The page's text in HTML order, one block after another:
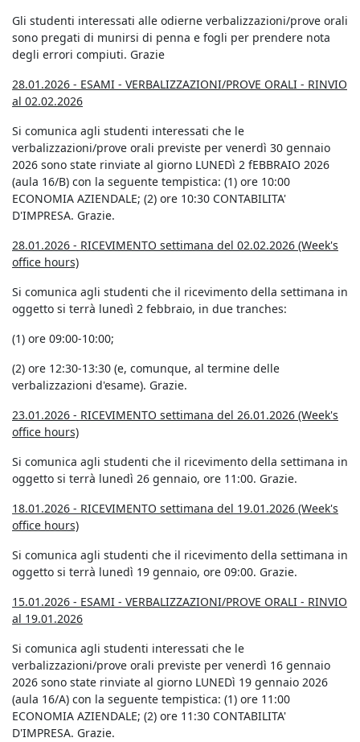
Gli studenti interessati alle odierne verbalizzazioni/prove orali
sono pregati di munirsi di penna e fogli per prendere nota
degli errori compiuti. Grazie
28.01.2026 - ESAMI - VERBALIZZAZIONI/PROVE ORALI - RINVIO
al 02.02.2026
Si comunica agli studenti interessati che le
verbalizzazioni/prove orali previste per venerdì 30 gennaio
2026 sono state rinviate al giorno LUNEDì 2 fEBBRAIO 2026
(aula 16/B) con la seguente tempistica: (1) ore 10:00
ECONOMIA AZIENDALE; (2) ore 10:30 CONTABILITA'
D'IMPRESA. Grazie.
28.01.2026 - RICEVIMENTO settimana del 02.02.2026 (Week's
office hours)
Si comunica agli studenti che il ricevimento della settimana in
oggetto si terrà lunedì 2 febbraio, in due tranches:
(1) ore 09:00-10:00;
(2) ore 12:30-13:30 (e, comunque, al termine delle
verbalizzazioni d'esame). Grazie.
23.01.2026 - RICEVIMENTO settimana del 26.01.2026 (Week's
office hours)
Si comunica agli studenti che il ricevimento della settimana in
oggetto si terrà lunedì 26 gennaio, ore 11:00. Grazie.
18.01.2026 - RICEVIMENTO settimana del 19.01.2026 (Week's
office hours)
Si comunica agli studenti che il ricevimento della settimana in
oggetto si terrà lunedì 19 gennaio, ore 09:00. Grazie.
15.01.2026 - ESAMI - VERBALIZZAZIONI/PROVE ORALI - RINVIO
al 19.01.2026
Si comunica agli studenti interessati che le
verbalizzazioni/prove orali previste per venerdì 16 gennaio
2026 sono state rinviate al giorno LUNEDì 19 gennaio 2026
(aula 16/A) con la seguente tempistica: (1) ore 11:00
ECONOMIA AZIENDALE; (2) ore 11:30 CONTABILITA'
D'IMPRESA. Grazie.